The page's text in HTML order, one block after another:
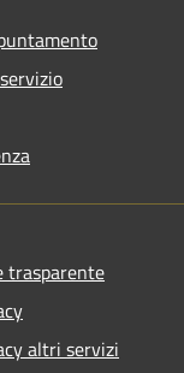
trasparente
altri servizi